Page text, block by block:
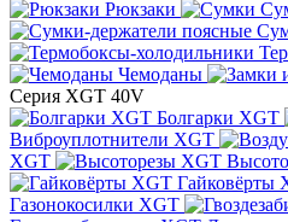
Рюкзаки
Чемоданы
Серия XGT 40V
Болгарки XGT
Виброуплотнители XGT
XGT
Гайковёрты
Газонокосилки XGT